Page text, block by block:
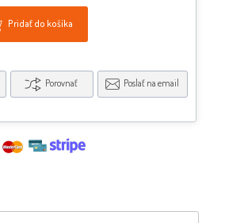
Pridať do košíka
Porovnať Poslať na email